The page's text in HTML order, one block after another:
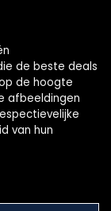
de beste deals
de hoogte
afbeeldingen
van hun